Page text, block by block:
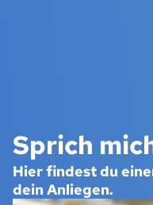
Sprich
Hier findest du
dein Anliegen.